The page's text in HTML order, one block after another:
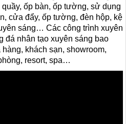
ốp bàn, ốp tường, sử dụng
cửa đẩy, ốp tường, đèn hộp, kệ
sáng… Các công trình xuyên
đá nhân tạo xuyên sáng bao
khách sạn, showroom,
resort, spa…